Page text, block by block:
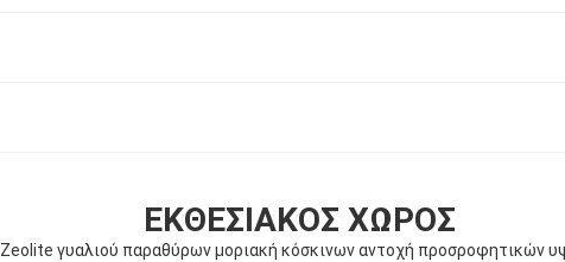
ΕΚΘΕΣΙΑΚΌΣ ΧΏΡΟΣ
Zeolite γυαλιού παραθύρων μοριακή κόσκινων αντοχή προσροφητικών